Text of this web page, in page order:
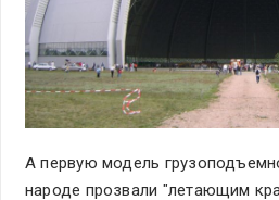
А первую модель
народе прозвали "летающим